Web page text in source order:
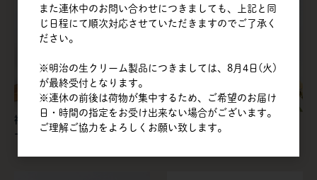
福重 | コーヒー豆袋 スモーキ
ーグリーン
福重 | コーヒー豆袋 スモーキ
ーグレー
また連休中のお問い合わせにつきましても、上記と同
じ日程にて順次対応させていただきますのでご了承く
ださい。
※明治の生クリーム製品につきましては、8月4日(火)
が最終受付となります。
※連休の前後は荷物が集中するため、ご希望のお届け
日・時間の指定をお受け出来ない場合がございます。
ご理解ご協力をよろしくお願い致します。